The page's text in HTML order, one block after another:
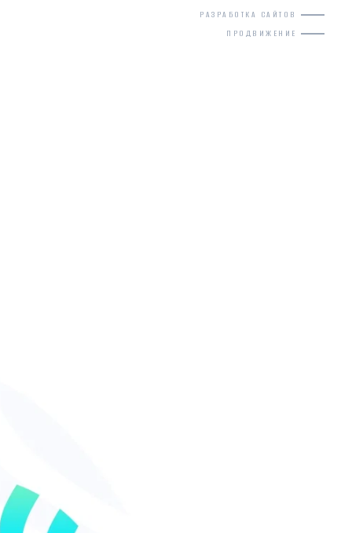
РАЗРАБОТКА САЙТОВ
ПРОДВИЖЕНИЕ